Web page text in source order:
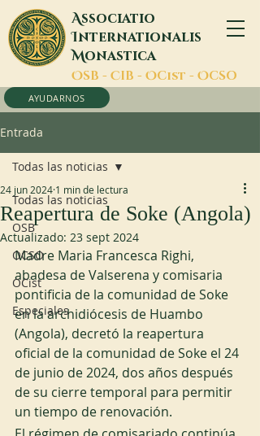
Associatio
Internationalis
Monastica
OSB - CIB - OCist - OCSO
AYUDARNOS
Entrada
Todas las noticias
OSB
OCSO
OCist
Especiales
Todas las noticias
Reapertura de Soke (Angola)
24 jun 2024 1 min de lectura
Actualizado: 23 sept 2024
Madre Maria Francesca Righi,
abadesa de Valserena y comisaria
pontificia de la comunidad de Soke
en la archidiócesis de Huambo
(Angola), decretó la reapertura
oficial de la comunidad de Soke el 24
de junio de 2024, dos años después
de su cierre temporal para permitir
un tiempo de renovación.